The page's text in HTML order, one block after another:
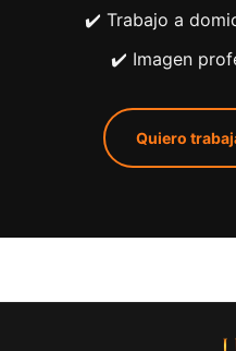
✔️ Trabajo a
✔️ Imagen
Quiero